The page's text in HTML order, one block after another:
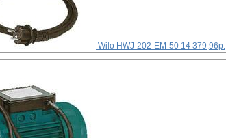
Wilo HWJ-202-EM-50 14 379,96р.